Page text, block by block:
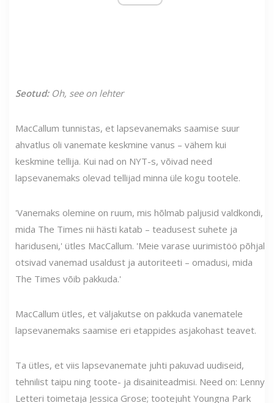
Seotud:Oh, see on lehter
MacCallum tunnistas, et lapsevanemaks saamise suur
ahvatlus oli vanemate keskmine vanus – vähem kui
keskmine tellija. Kui nad on NYT-s, võivad need
lapsevanemaks olevad tellijad minna üle kogu tootele.
'Vanemaks olemine on ruum, mis hõlmab paljusid valdkondi,
mida The Times nii hästi katab – teadusest suhete ja
hariduseni,' ütles MacCallum. 'Meie varase uurimistöö põhjal
otsivad vanemad usaldust ja autoriteeti – omadusi, mida
The Times võib pakkuda.'
MacCallum ütles, et väljakutse on pakkuda vanematele
lapsevanemaks saamise eri etappides asjakohast teavet.
Ta ütles, et viis lapsevanemate juhti pakuvad uudiseid,
tehnilist taipu ning toote- ja disainiteadmisi. Need on: Lenny
Letteri toimetaja Jessica Grose; tootejuht Youngna Park